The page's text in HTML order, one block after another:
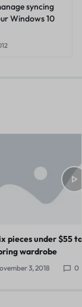
syncing
Windows 10
pieces under $55
wardrobe
3, 2018 0